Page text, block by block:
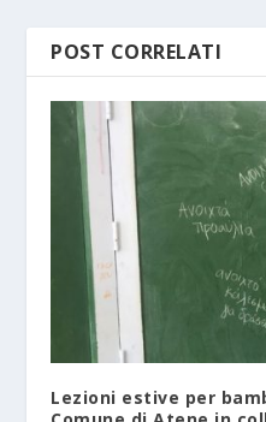
POST CORRELATI
Lezioni estive per